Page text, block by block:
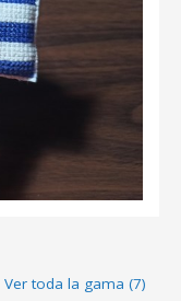
Ver toda la gama (7)